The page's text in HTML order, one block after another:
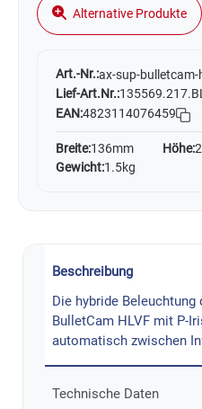
Alternative Produkte
Art.-Nr.:ax-sup-
Lief-Art.Nr.:
EAN:4823114076459
Breite:136mm Höhe:
Gewicht:1.5kg
Beschreibung
Die hybride Beleuchtung
BulletCam HLVF mit P-
automatisch zwischen
Technische Daten